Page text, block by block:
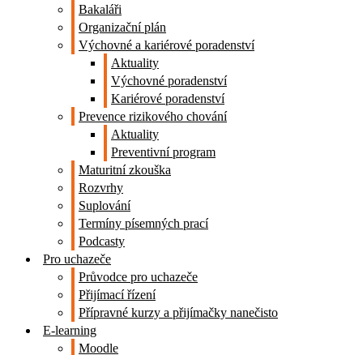
Bakaláři
Organizační plán
Výchovné a kariérové poradenství
Aktuality
Výchovné poradenství
Kariérové poradenství
Prevence rizikového chování
Aktuality
Preventivní program
Maturitní zkouška
Rozvrhy
Suplování
Termíny písemných prací
Podcasty
Pro uchazeče
Průvodce pro uchazeče
Přijímací řízení
Přípravné kurzy a přijímačky nanečisto
E-learning
Moodle